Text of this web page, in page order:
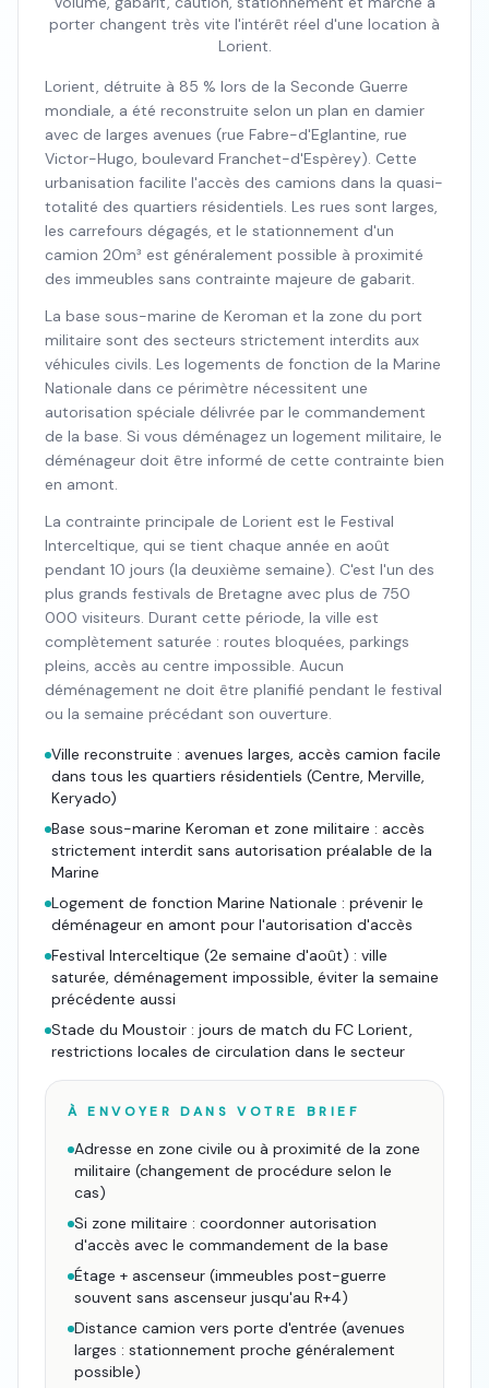
porter changent très vite l'intérêt réel d'une location à
Lorient.
Lorient, détruite à 85 % lors de la Seconde Guerre
mondiale, a été reconstruite selon un plan en damier
avec de larges avenues (rue Fabre-d'Eglantine, rue
Victor-Hugo, boulevard Franchet-d'Espèrey). Cette
urbanisation facilite l'accès des camions dans la quasi-
totalité des quartiers résidentiels. Les rues sont larges,
les carrefours dégagés, et le stationnement d'un
camion 20m³ est généralement possible à proximité
des immeubles sans contrainte majeure de gabarit.
La base sous-marine de Keroman et la zone du port
militaire sont des secteurs strictement interdits aux
véhicules civils. Les logements de fonction de la Marine
Nationale dans ce périmètre nécessitent une
autorisation spéciale délivrée par le commandement
de la base. Si vous déménagez un logement militaire, le
déménageur doit être informé de cette contrainte bien
en amont.
La contrainte principale de Lorient est le Festival
Interceltique, qui se tient chaque année en août
pendant 10 jours (la deuxième semaine). C'est l'un des
plus grands festivals de Bretagne avec plus de 750
000 visiteurs. Durant cette période, la ville est
complètement saturée : routes bloquées, parkings
pleins, accès au centre impossible. Aucun
déménagement ne doit être planifié pendant le festival
ou la semaine précédant son ouverture.
Ville reconstruite : avenues larges, accès camion facile
dans tous les quartiers résidentiels (Centre, Merville,
Keryado)
Base sous-marine Keroman et zone militaire : accès
strictement interdit sans autorisation préalable de la
Marine
Logement de fonction Marine Nationale : prévenir le
déménageur en amont pour l'autorisation d'accès
Festival Interceltique (2e semaine d'août) : ville
saturée, déménagement impossible, éviter la semaine
précédente aussi
Stade du Moustoir : jours de match du FC Lorient,
restrictions locales de circulation dans le secteur
À ENVOYER DANS VOTRE BRIEF
Adresse en zone civile ou à proximité de la zone
militaire (changement de procédure selon le
cas)
Si zone militaire : coordonner autorisation
d'accès avec le commandement de la base
Étage + ascenseur (immeubles post-guerre
souvent sans ascenseur jusqu'au R+4)
Distance camion vers porte d'entrée (avenues
larges : stationnement proche généralement
possible)